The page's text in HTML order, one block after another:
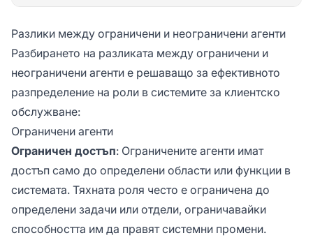
Разлики между ограничени и неограничени агенти
Разбирането на разликата между ограничени и
неограничени агенти е решаващо за ефективното
разпределение на роли в системите за клиентско
обслужване:
Ограничени агенти
Ограничен достъп: Ограничените агенти имат
достъп само до определени области или функции в
системата. Тяхната роля често е ограничена до
определени задачи или отдели, ограничавайки
способността им да правят системни промени.